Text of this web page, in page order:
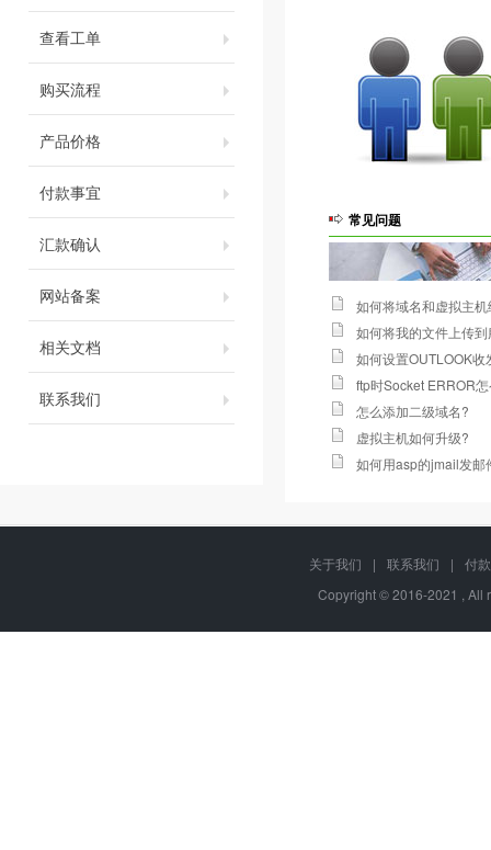
查看工单
购买流程
产品价格
付款事宜
汇款确认
网站备案
相关文档
联系我们
常见问题
如何将域名和虚拟主
如何将我的文件上传
如何设置OUTLOOK收
ftp时Socket ERROR
怎么添加二级域名?
虚拟主机如何升级?
如何用asp的jmail发邮
关于我们 | 联系我们 |
付
Copyright © 2016-2021 ,